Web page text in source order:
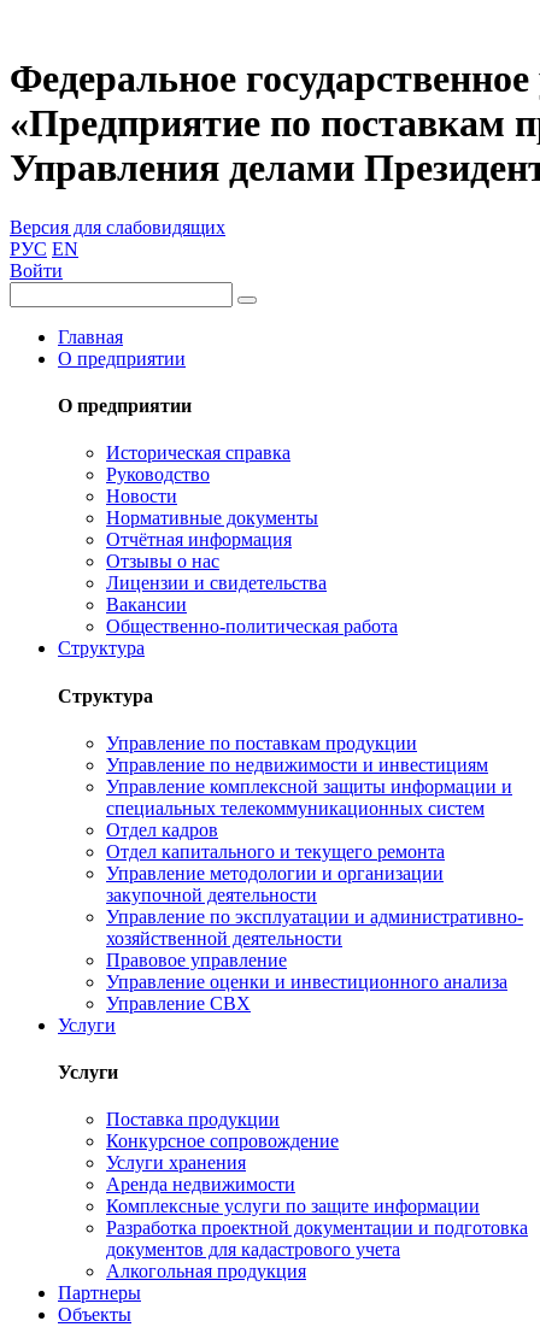
Федеральное
«Предприятие по поставкам
Управления делами
Версия для слабовидящих
РУС EN
Войти
Главная
О предприятии
О предприятии
Историческая справка
Руководство
Новости
Нормативные документы
Отчётная информация
Отзывы о нас
Лицензии и свидетельства
Вакансии
Общественно-политическая работа
Структура
Структура
Управление по поставкам продукции
Управление по недвижимости и инвестициям
Управление комплексной защиты информации и
специальных телекоммуникационных систем
Отдел кадров
Отдел капитального и текущего ремонта
Управление методологии и организации
закупочной деятельности
Управление по эксплуатации и административно-
хозяйственной деятельности
Правовое управление
Управление оценки и инвестиционного анализа
Управление СВХ
Услуги
Услуги
Поставка продукции
Конкурсное сопровождение
Услуги хранения
Аренда недвижимости
Комплексные услуги по защите информации
Разработка проектной документации и подготовка
документов для кадастрового учета
Алкогольная продукция
Партнеры
Объекты